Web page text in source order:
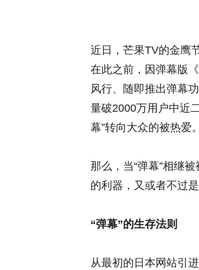
近日，芒果TV的金鹰
在此之前，因弹幕版
风行、随即推出弹幕
量破2000万用户中近
幕”转向大众的被热爱。
那么，当“弹幕”相继
的利器，又或者不过
“弹幕”的生存法则
从最初的日本网站引